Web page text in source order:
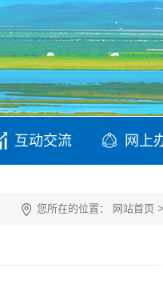
互动交流 网上
您所在的位置： 网站首页 >